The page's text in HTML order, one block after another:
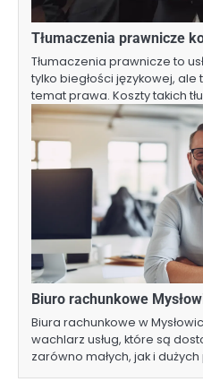
Tłumaczenia prawnicze
Tłumaczenia prawnicze to
tylko biegłości językowej, ale
temat prawa. Koszty takich
Biuro rachunkowe
Biura rachunkowe w
wachlarz usług, które są
zarówno małych, jak i